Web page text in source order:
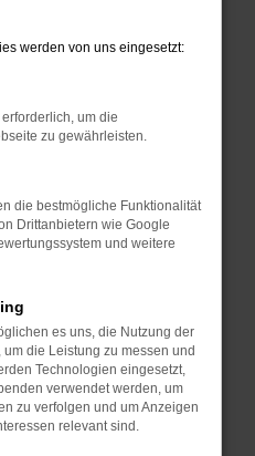
aufgetreten.
die dir helfen können:
und deine
wie Werbeblocker,
Seiten
in einem privaten
helfen,
zu beheben.
werden von uns eingesetzt:
um die
zu gewährleisten.
die bestmögliche Funktionalität
Drittanbietern wie Google
und weitere
es uns, die Nutzung der
die Leistung zu messen und
Technologien eingesetzt,
verwendet werden, um
zu verfolgen und um Anzeigen
relevant sind.